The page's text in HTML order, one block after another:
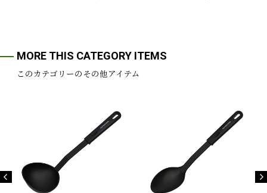
MORE THIS CATEGORY ITEMS
このカテゴリーのその他アイテム